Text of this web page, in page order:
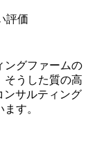
きる方 ・自ら
クライアント
きる方 ・ス
ジネスベーシッ
、そして適性や
ご活躍いただ
雇用となりま
ション、SaaS系
ートアップ企業
案件では、大規
証)支援から構
を活用し、顧客
＜PL/PM＞ 顧客
評価
ングファームの
そうした質の高
ンサルティング
す。